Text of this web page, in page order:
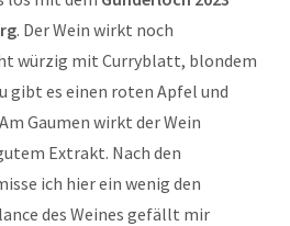
. Der Wein wirkt noch
würzig mit Curryblatt, blondem
gibt es einen roten Apfel und
Gaumen wirkt der Wein
Extrakt. Nach den
ich hier ein wenig den
des Weines gefällt mir